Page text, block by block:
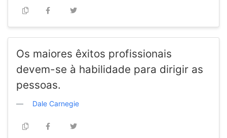
Os maiores êxitos profissionais
devem-se à habilidade para dirigir as
pessoas.
Dale Carnegie